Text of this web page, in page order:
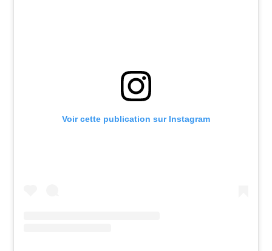
Voir cette publication sur Instagram